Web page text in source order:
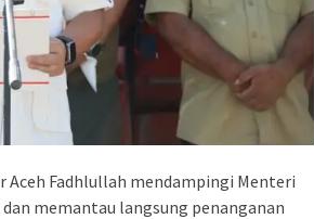
Aceh Fadhlullah mendampingi Menteri
memantau langsung penanganan